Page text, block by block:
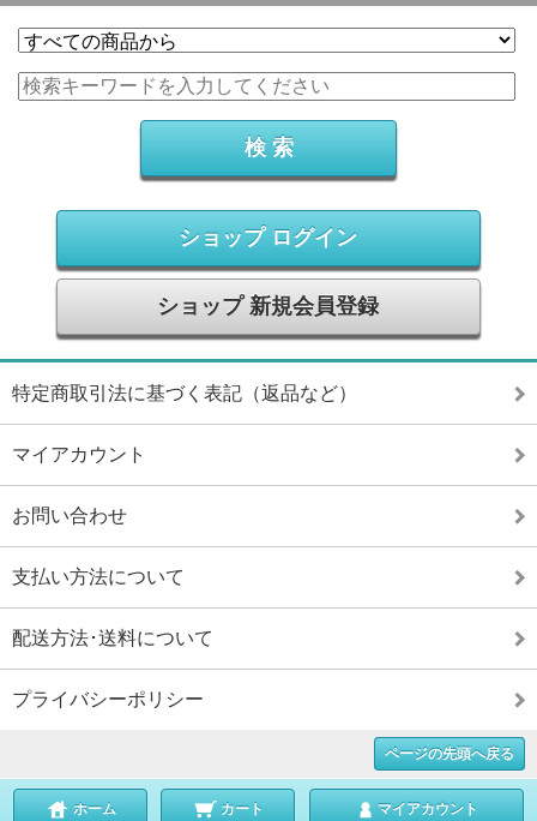
ショップ ログイン
ショップ 新規会員登録
特定商取引法に基づく表記（返品など）
マイアカウント
お問い合わせ
支払い方法について
配送方法･送料について
プライバシーポリシー
ページの先頭へ戻る
ホーム カート マイアカウント